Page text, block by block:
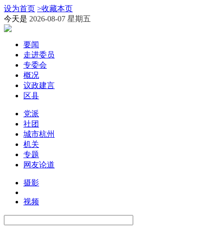
设为首页 >收藏本页
今天是 2026-08-07 星期五
要闻
走进委员
专委会
概况
议政建言
区县
党派
社团
城市杭州
机关
专题
网友论道
摄影
视频